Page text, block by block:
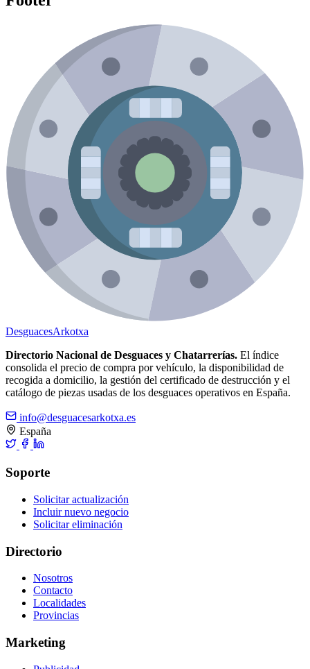
DesguacesArkotxa
Directorio Nacional de Desguaces y Chatarrerías. El índice
consolida el precio de compra por vehículo, la disponibilidad de
recogida a domicilio, la gestión del certificado de destrucción y el
catálogo de piezas usadas de los desguaces operativos en España.
info@desguacesarkotxa.es
España
Soporte
Solicitar actualización
Incluir nuevo negocio
Solicitar eliminación
Directorio
Nosotros
Contacto
Localidades
Provincias
Marketing